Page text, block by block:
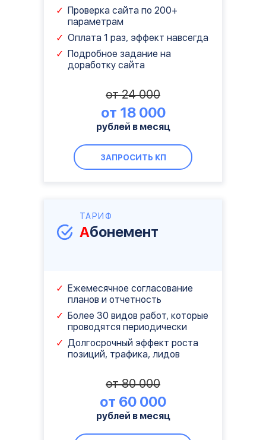
Проверка сайта по 200+
параметрам
Оплата 1 раз, эффект навсегда
Подробное задание на
доработку сайта
от 24 000
от 18 000
рублей в месяц
ЗАПРОСИТЬ КП
ТАРИФ
Абонемент
Ежемесячное согласование
планов и отчетность
Более 30 видов работ, которые
проводятся периодически
Долгосрочный эффект роста
позиций, трафика, лидов
от 80 000
от 60 000
рублей в месяц